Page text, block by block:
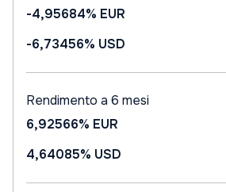
-4,95684% EUR
-6,73456% USD
Rendimento a 6 mesi
6,92566% EUR
4,64085% USD